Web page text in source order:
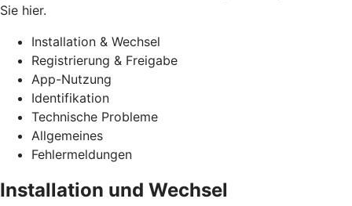
Sie hier.
Installation & Wechsel
Registrierung & Freigabe
App-Nutzung
Identifikation
Technische Probleme
Allgemeines
Fehlermeldungen
Installation und Wechsel